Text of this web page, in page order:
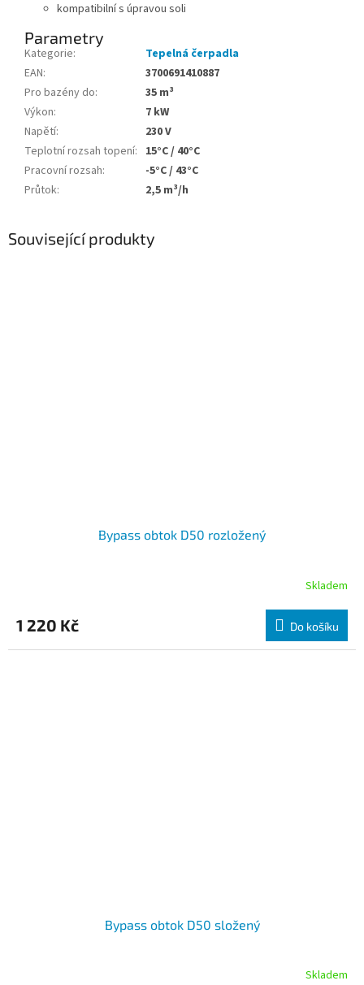
kompatibilní s úpravou soli
Parametry
Kategorie:
Tepelná čerpadla
EAN:
3700691410887
Pro bazény do:
35 m³
Výkon:
7 kW
Napětí:
230 V
Teplotní rozsah topení: 15°C / 40°C
Pracovní rozsah:
-5°C / 43°C
Průtok: 2,5 m³/h
Související produkty
Bypass obtok D50 rozložený
Skladem
1 220 Kč Do košíku
Bypass obtok D50 složený
Skladem